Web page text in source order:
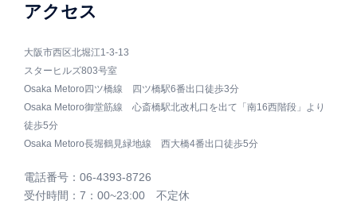
アクセス
大阪市西区北堀江1-3-13
スターヒルズ803号室
Osaka Metoro四ツ橋線 四ツ橋駅6番出口徒歩3分
Osaka Metoro御堂筋線 心斎橋駅北改札口を出て「南16西階段」より
徒歩5分
Osaka Metoro長堀鶴見緑地線 西大橋4番出口徒歩5分
電話番号：06-4393-8726
受付時間：7：00~23:00 不定休